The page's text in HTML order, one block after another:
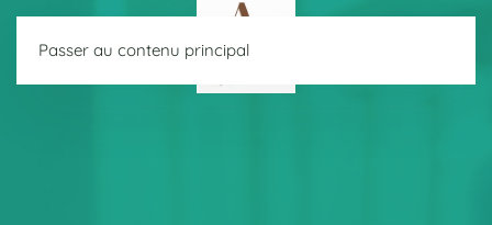
Passer au contenu principal